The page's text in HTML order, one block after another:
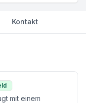
Kontakt
mit einem